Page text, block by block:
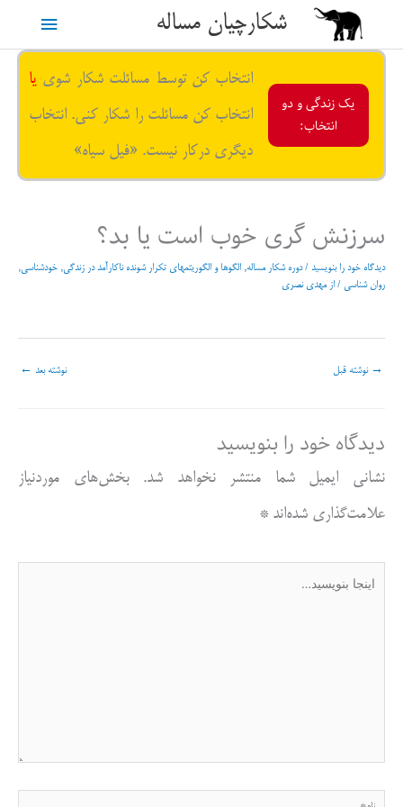
محتوا
شکارچیان مساله
فهرست
یک زندگی و دو
انتخاب:
انتخاب کن توسط مسائلت شکار شوی یا
انتخاب کن مسائلت را شکار کنی. انتخاب
دیگری درکار نیست. «فیل سیاه»
سرزنش گری خوب است یا بد؟
دیدگاه‌ خود را بنویسید /دوره شکار مساله, الگوها و الگوریتمهای تکرار شونده ناکارآمد در زندگی, خودشناسی,
روان شناسی / از مهدی نصری
→ نوشته قبل نوشته بعد ←
دیدگاه‌ خود را بنویسید
نشانی ایمیل شما منتشر نخواهد شد.
بخش‌های موردنیاز
علامت‌گذاری شده‌اند*